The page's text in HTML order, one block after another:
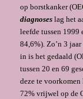
op borstkanker
diagnoseslag het
leefde tussen 1999
84,6%). Zo’n 3
in is het gedaald
tussen 20 en 69
deze te
72% vrijwel op de